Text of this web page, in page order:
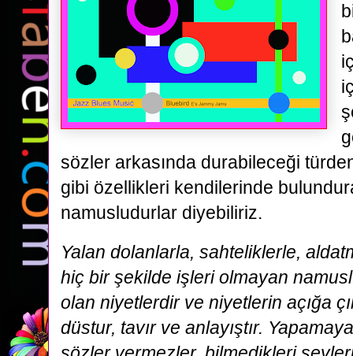
sözler arkasında durabileceği
gibi özellikleri kendilerinde
namusludurlar diyebiliriz.
Yalan dolanlarla, sahteliklerle,
hiç bir şekilde işleri olmayan
olan niyetlerdir ve niyetlerin açığa
düstur, tavır ve anlayıştır.